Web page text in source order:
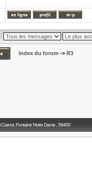
Index du forum -> R3
Carnot, Fontaine Notre Dame , 59400